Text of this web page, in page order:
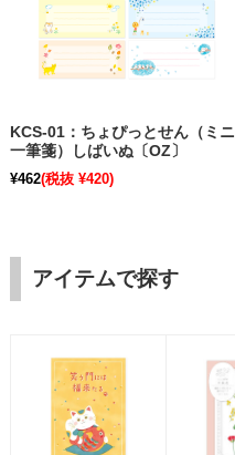
KCS-01：ちょぴっとせん（ミニ
一筆箋）しばいぬ〔OZ〕
¥462(税抜 ¥420)
アイテムで探す